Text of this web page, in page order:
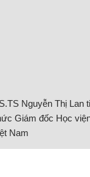
Nguyễn Thị Lan
Giám đốc Học
Nam